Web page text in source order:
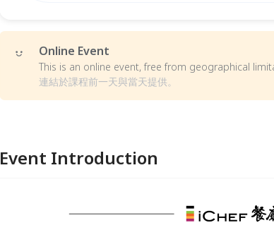
Online Event
This is an online event, free from geographical
連結於課程前一天與當天提供。
Event Introduction